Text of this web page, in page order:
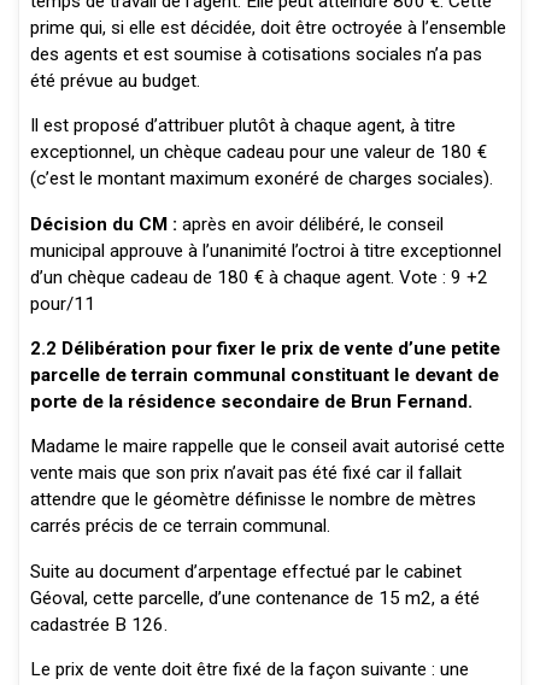
prime qui, si elle est décidée, doit être octroyée à l’ensemble
des agents et est soumise à cotisations sociales n’a pas
été prévue au budget.
Il est proposé d’attribuer plutôt à chaque agent, à titre
exceptionnel, un chèque cadeau pour une valeur de 180 €
(c’est le montant maximum exonéré de charges sociales).
Décision du CM : après en avoir délibéré, le conseil
municipal approuve à l’unanimité l’octroi à titre exceptionnel
d’un chèque cadeau de 180 € à chaque agent. Vote : 9 +2
pour/11
2.2 Délibération pour fixer le prix de vente d’une petite
parcelle de terrain communal constituant le devant de
porte de la résidence secondaire de Brun Fernand.
Madame le maire rappelle que le conseil avait autorisé cette
vente mais que son prix n’avait pas été fixé car il fallait
attendre que le géomètre définisse le nombre de mètres
carrés précis de ce terrain communal.
Suite au document d’arpentage effectué par le cabinet
Géoval, cette parcelle, d’une contenance de 15 m2, a été
cadastrée B 126.
Le prix de vente doit être fixé de la façon suivante : une